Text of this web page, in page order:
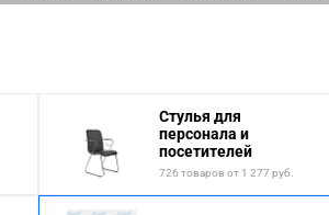
Стулья для
персонала и
посетителей
726 товаров от 1 277 руб.